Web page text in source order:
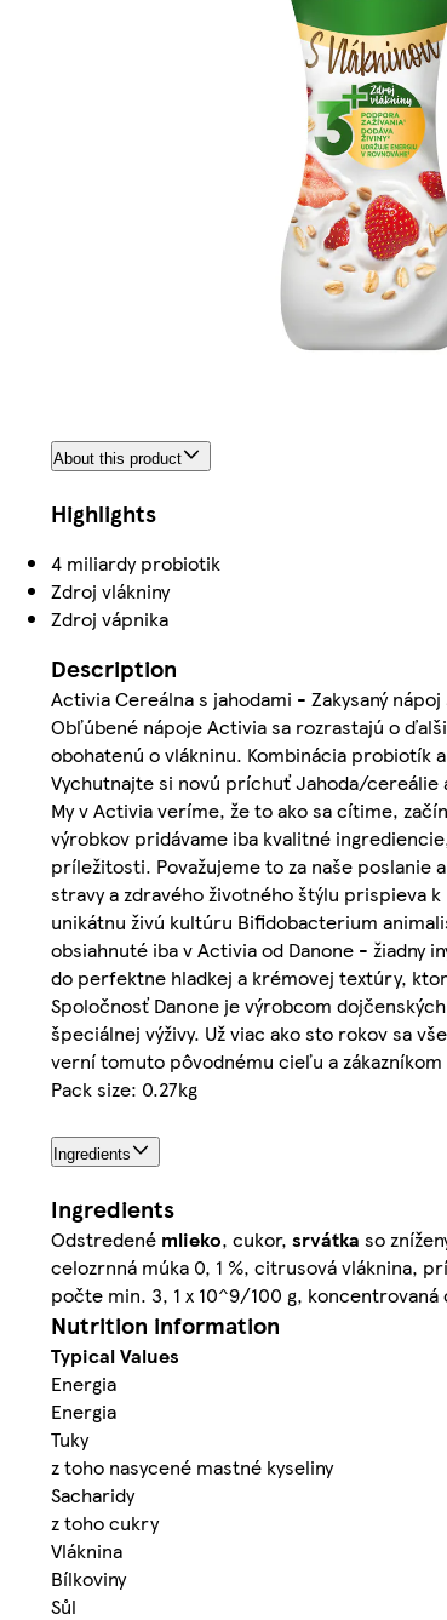
About this product
Highlights
4 miliardy probiotik
Zdroj vlákniny
Zdroj vápnika
Description
Activia Cereálna s jahodami - Zakysaný
Obľúbené nápoje Activia sa rozrastajú o
obohatenú o vlákninu. Kombinácia
Vychutnajte si novú príchuť Jahoda/
My v Activia veríme, že to ako sa cítime,
výrobkov pridávame iba kvalitné
príležitosti. Považujeme to za naše poslanie
stravy a zdravého životného štýlu prispieva
unikátnu živú kultúru Bifidobacterium
obsiahnuté iba v Activia od Danone - žiadny
do perfektne hladkej a krémovej textúry,
Spoločnosť Danone je výrobcom
špeciálnej výživy. Už viac ako sto rokov sa
verní tomuto pôvodnému cieľu a
Pack size: 0.27kg
Ingredients
Ingredients
Odstredené mlieko, cukor, srvátka so
celozrnná múka 0, 1 %, citrusová vláknina,
počte min. 3, 1 x 10^9/100 g,
Nutrition information
Typical Values
Energia
Energia
Tuky
z toho nasycené mastné kyseliny
Sacharidy
z toho cukry
Vláknina
Bílkoviny
Sůl